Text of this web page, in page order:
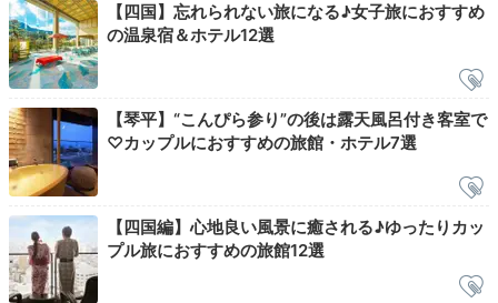
星
食後は温泉に入り、湯冷ましがてら
「星見テラス」で、
満天の星を眺めてみませんか
の気配を感じ、川の音を聞きながら過ごす夜。とっても
ロマンチックなひとときになりますよ。
【四国】忘れられない旅になる♪女子旅におすすめ
の温泉宿＆ホテル12選
【琴平】“こんぴら参り”の後は露天風呂付き客室で
♡カップルにおすすめの旅館・ホテル7選
【四国編】心地良い風景に癒される♪ゆったりカッ
プル旅におすすめの旅館12選